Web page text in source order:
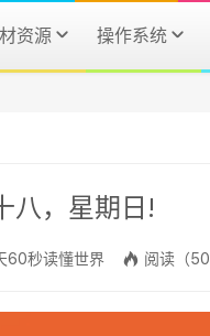
资源 操作系统
八，星期日!
60秒读懂世界 阅读（